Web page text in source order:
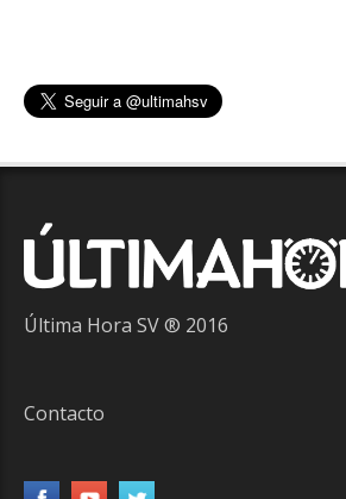
Última Hora SV ® 2016
Contacto